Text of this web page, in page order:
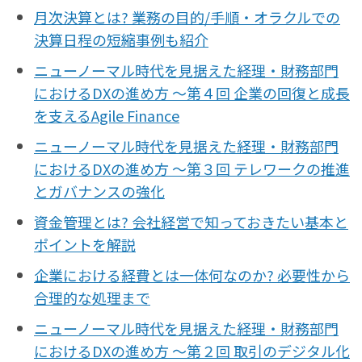
月次決算とは? 業務の目的/手順・オラクルでの
決算日程の短縮事例も紹介
ニューノーマル時代を見据えた経理・財務部門
におけるDXの進め方 〜第４回 企業の回復と成長
を支えるAgile Finance
ニューノーマル時代を見据えた経理・財務部門
におけるDXの進め方 〜第３回 テレワークの推進
とガバナンスの強化
資金管理とは? 会社経営で知っておきたい基本と
ポイントを解説
企業における経費とは一体何なのか? 必要性から
合理的な処理まで
ニューノーマル時代を見据えた経理・財務部門
におけるDXの進め方 〜第２回 取引のデジタル化